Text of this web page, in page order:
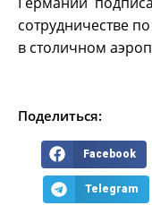
сотрудничестве
в столичном
Поделиться:
Facebook
Telegram